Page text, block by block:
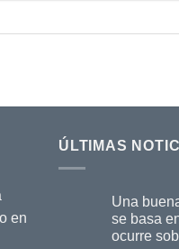
en
ÚLTIMAS
Una
se basa
ocurre